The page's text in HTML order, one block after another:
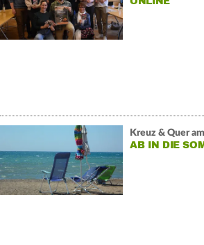
Kreuz & Quer
AB IN DIE